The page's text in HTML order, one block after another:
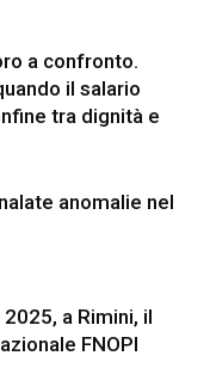
a confronto.
il salario
tra dignità e
anomalie nel
a Rimini, il
FNOPI